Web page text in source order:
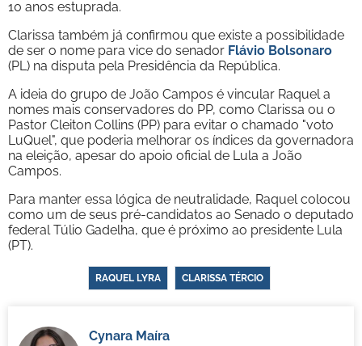
10 anos estuprada.
Clarissa também já confirmou que existe a possibilidade
de ser o nome para vice do senador Flávio Bolsonaro
(PL) na disputa pela Presidência da República.
A ideia do grupo de João Campos é vincular Raquel a
nomes mais conservadores do PP, como Clarissa ou o
Pastor Cleiton Collins (PP) para evitar o chamado "voto
LuQuel", que poderia melhorar os índices da governadora
na eleição, apesar do apoio oficial de Lula a João
Campos.
Para manter essa lógica de neutralidade, Raquel colocou
como um de seus pré-candidatos ao Senado o deputado
federal Túlio Gadelha, que é próximo ao presidente Lula
(PT).
RAQUEL LYRA CLARISSA TÉRCIO
Cynara Maíra